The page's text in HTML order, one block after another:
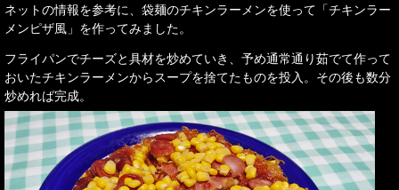
ネットの情報を参考に、袋麺のチキンラーメンを使って「チキンラー
メンピザ風」を作ってみました。
フライパンでチーズと具材を炒めていき、予め通常通り茹でて作って
おいたチキンラーメンからスープを捨てたものを投入。その後も数分
炒めれば完成。